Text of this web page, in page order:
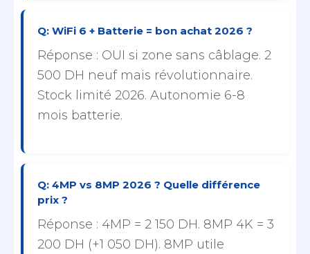
Q: WiFi 6 + Batterie = bon achat 2026 ?
Réponse : OUI si zone sans câblage. 2
500 DH neuf mais révolutionnaire.
Stock limité 2026. Autonomie 6-8
mois batterie.
Q: 4MP vs 8MP 2026 ? Quelle différence
prix ?
Réponse : 4MP = 2 150 DH. 8MP 4K = 3
200 DH (+1 050 DH). 8MP utile